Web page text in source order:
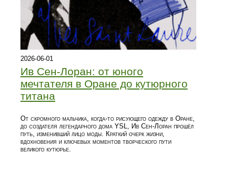
2026-06-01
Ив Сен-Лоран: от юного
мечтателя в Оране до кутюрного
титана
От скромного мальчика, когда‑то рисующего одежду в Оране,
до создателя легендарного дома YSL, Ив Сен-Лоран прошёл
путь, изменивший лицо моды. Краткий очерк жизни,
вдохновения и ключевых моментов творческого пути
великого кутюрье.